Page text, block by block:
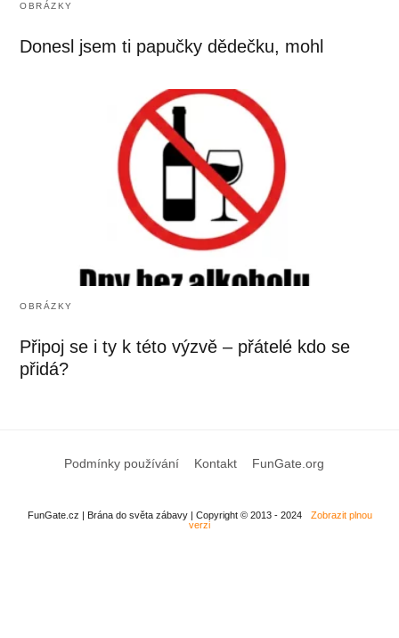
OBRÁZKY
Donesl jsem ti papučky dědečku, mohl
OBRÁZKY
Připoj se i ty k této výzvě – přátelé kdo se
přidá?
Podmínky používání Kontakt FunGate.org
FunGate.cz | Brána do světa zábavy | Copyright © 2013 - 2024
Zobrazit plnou
verzi